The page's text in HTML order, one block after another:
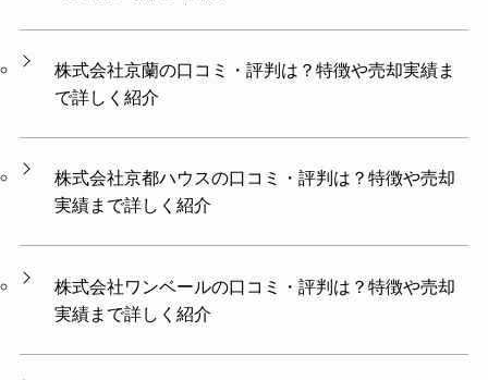
株式会社京蘭の口コミ・評判は？特徴や売却実績ま
で詳しく紹介
株式会社京都ハウスの口コミ・評判は？特徴や売却
実績まで詳しく紹介
株式会社ワンベールの口コミ・評判は？特徴や売却
実績まで詳しく紹介